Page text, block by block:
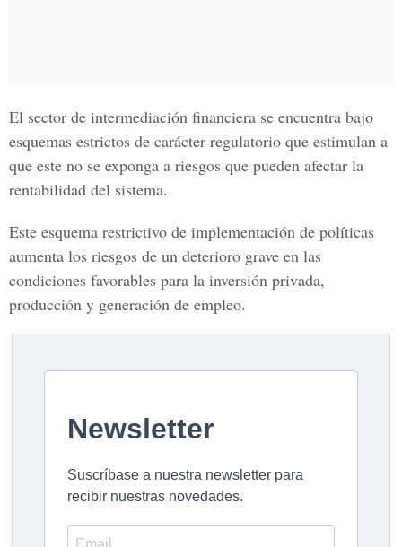
El sector de intermediación financiera se encuentra bajo
esquemas estrictos de carácter regulatorio que estimulan a
que este no se exponga a riesgos que pueden afectar la
rentabilidad del sistema.
Este esquema restrictivo de implementación de políticas
aumenta los riesgos de un deterioro grave en las
condiciones favorables para la inversión privada,
producción y generación de empleo.